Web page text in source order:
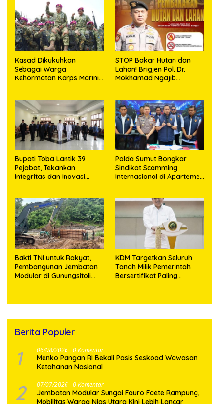
Kasad Dikukuhkan
Sebagai Warga
Kehormatan Korps Marinir
STOP Bakar Hutan dan
Lahan! Brigjen Pol. Dr.
Mokhamad Ngajib
Masa Depan!
Bupati Toba Lantik 39
Pejabat, Tekankan
Integritas dan Inovasi
Polda Sumut Bongkar
Sindikat Scamming
Internasional di Apartemen
Bakti TNI untuk Rakyat,
Pembangunan Jembatan
Modular di Gunungsitoli
KDM Targetkan Seluruh
Tanah Milik Pemerintah
Bersertifikat Paling
Berita Populer
1 06/08/2026 0 Komentar
Menko Pangan RI Bekali Pasis Seskoad Wawasan
Ketahanan Nasional
2 07/07/2026 0 Komentar
Jembatan Modular Sungai Fauro Faete Rampung,
Mobilitas Warga Nias Utara Kini Lebih Lancar